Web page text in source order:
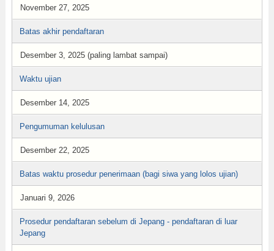
November 27, 2025
Batas akhir pendaftaran
Desember 3, 2025 (paling lambat sampai)
Waktu ujian
Desember 14, 2025
Pengumuman kelulusan
Desember 22, 2025
Batas waktu prosedur penerimaan (bagi siwa yang lolos ujian)
Januari 9, 2026
Prosedur pendaftaran sebelum di Jepang - pendaftaran di luar
Jepang